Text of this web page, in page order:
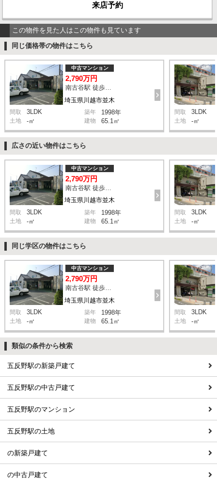
来店予約
この物件を見た人はこの物件も見ています
同じ価格帯の物件はこちら
埼玉県川越市並木
中古マンション
2,790万円
南古谷駅 徒歩4分
間取 3LDK 築年 1998年
土地 -㎡ 建物 65.1㎡
間取 3LDK
土地 -㎡
広さの近い物件はこちら
埼玉県川越市並木
中古マンション
2,790万円
間取 3LDK 築年 1998年
土地 -㎡ 建物 65.1㎡
間取 3LDK
土地 -㎡
同じ学区の物件はこちら
埼玉県川越市並木
中古マンション
2,790万円
南古谷駅 徒歩4分
間取 3LDK 築年 1998年
土地 -㎡ 建物 65.1㎡
間取 3LDK
土地 -㎡
類似の条件から検索
五反野駅の新築戸建て
五反野駅の中古戸建て
五反野駅のマンション
五反野駅の土地
の新築戸建て
の中古戸建て